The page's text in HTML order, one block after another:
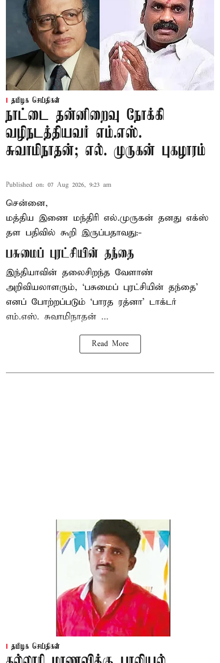
தமிழக செய்திகள்
நாட்டை தன்னிறைவு நோக்கி
வழிநடத்தியவர் எம்.எஸ்.
சுவாமிநாதன்; எல். முருகன் புகழாரம்
Published on: 07 Aug 2026, 9:23 am
சென்னை,
மத்திய இணை மந்திரி எல்.முருகன் தனது எக்ஸ்
தள பதிவில் கூறி இருப்பதாவது:-
பசுமைப் புரட்சியின் தந்தை
இந்தியாவின் தலைசிறந்த வேளாண்
அறிவியலாளரும், ‘பசுமைப் புரட்சியின் தந்தை’
எனப் போற்றப்படும் ‘பாரத ரத்னா’ டாக்டர்
எம்.எஸ். சுவாமிநாதன் ...
Read More
தமிழக செய்திகள்